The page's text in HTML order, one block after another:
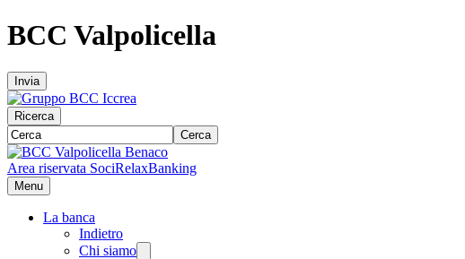
BCC Valpolicella
Invia
Ricerca
Cerca
Area riservata SociRelaxBanking
Menu
La banca
Indietro
Chi siamo